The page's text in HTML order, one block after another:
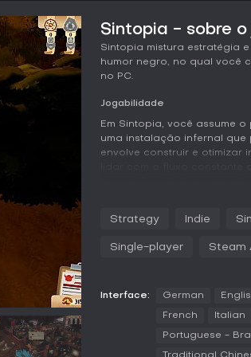
Sintopia - sobre o
Sintopia mistura estratégia
humor negro, no qual você
no PC.
Jogabilidade
Em Sintopia, você assume
uma instalação infernal que
envolve construir e otimizar
lidam com papelada e
de Humus, mantendo um
O jogo destaca o equilíbrio
moldar seu império pelas
abordagem misericordiosa,
Strategy Indie
Single-player Steam
Interface: German
French Italian
Portuguese -